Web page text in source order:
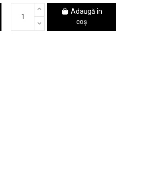
Adaugă în
coș